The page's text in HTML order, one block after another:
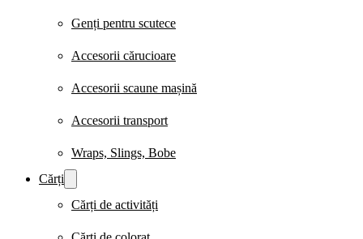
Genți pentru scutece
Accesorii cărucioare
Accesorii scaune mașină
Accesorii transport
Wraps, Slings, Bobe
Cărți
Cărți de activități